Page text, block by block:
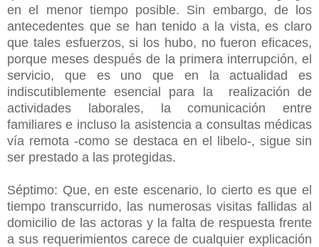
en el menor tiempo posible. Sin embargo, de los
antecedentes que se han tenido a la vista, es claro
que tales esfuerzos, si los hubo, no fueron eficaces,
porque meses después de la primera interrupción, el
servicio, que es uno que en la actualidad es
indiscutiblemente esencial para la realización de
actividades laborales, la comunicación entre
familiares e incluso la asistencia a consultas médicas
vía remota -como se destaca en el libelo-, sigue sin
ser prestado a las protegidas.
Séptimo: Que, en este escenario, lo cierto es que el
tiempo transcurrido, las numerosas visitas fallidas al
domicilio de las actoras y la falta de respuesta frente
a sus requerimientos carece de cualquier explicación